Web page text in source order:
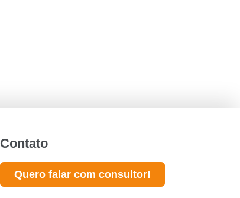
Contato
Quero falar com consultor!